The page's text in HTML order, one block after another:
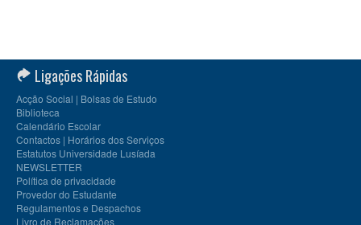
Ligações Rápidas
Acção Social | Bolsas de Estudo
Biblioteca
Calendário Escolar
Contactos | Horários dos Serviços
Estatutos Universidade Lusíada
NEWSLETTER
Política de privacidade
Provedor do Estudante
Regulamentos e Despachos
Livro de Reclamações